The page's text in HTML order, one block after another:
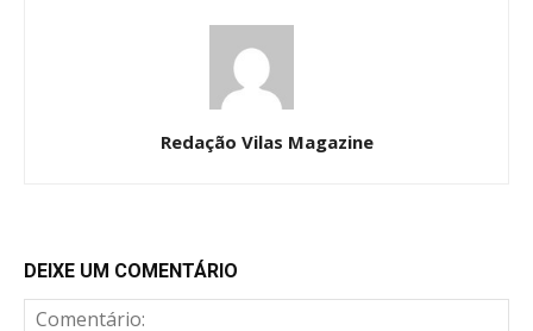
Redação Vilas Magazine
DEIXE UM COMENTÁRIO